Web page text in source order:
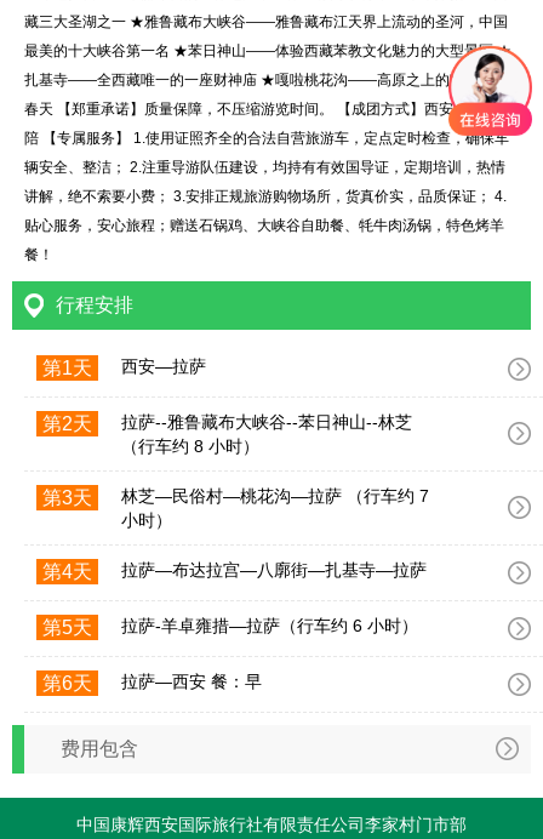
藏三大圣湖之一 ★雅鲁藏布大峡谷——雅鲁藏布江天界上流动的圣河，中国
最美的十大峡谷第一名 ★苯日神山——体验西藏苯教文化魅力的大型景区 ★
扎基寺——全西藏唯一的一座财神庙 ★嘎啦桃花沟——高原之上的“中国最美
春天 【郑重承诺】质量保障，不压缩游览时间。 【成团方式】西安成团含全
陪 【专属服务】 1.使用证照齐全的合法自营旅游车，定点定时检查，确保车
辆安全、整洁； 2.注重导游队伍建设，均持有有效国导证，定期培训，热情
讲解，绝不索要小费； 3.安排正规旅游购物场所，货真价实，品质保证； 4.
贴心服务，安心旅程；赠送石锅鸡、大峡谷自助餐、牦牛肉汤锅，特色烤羊
餐！
行程安排
第1天 西安—拉萨
第2天
拉萨--雅鲁藏布大峡谷--苯日神山--林芝
（行车约 8 小时）
第3天
林芝—民俗村—桃花沟—拉萨 （行车约 7
小时）
第4天 拉萨—布达拉宫—八廓街—扎基寺—拉萨
第5天 拉萨-羊卓雍措—拉萨（行车约 6 小时）
第6天 拉萨—西安 餐：早
费用包含
中国康辉西安国际旅行社有限责任公司李家村门市部